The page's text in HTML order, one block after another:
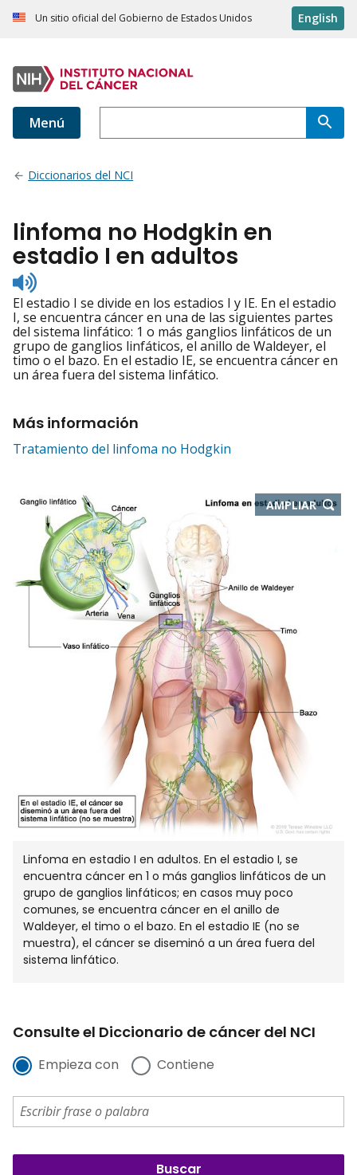
Un sitio oficial del Gobierno de Estados Unidos English
Menú
Diccionarios del NCI
linfoma no Hodgkin en
estadio I en adultos
Listen
to
pronunciation
El estadio I se divide en los estadios I y IE. En el estadio
I, se encuentra cáncer en una de las siguientes partes
del sistema linfático: 1 o más ganglios linfáticos de un
grupo de ganglios linfáticos, el anillo de Waldeyer, el
timo o el bazo. En el estadio IE, se encuentra cáncer en
un área fuera del sistema linfático.
Más información
Tratamiento del linfoma no Hodgkin
AMPLIAR-
ABRE
Linfoma en estadio I en adultos. En el estadio I, se
encuentra cáncer en 1 o más ganglios linfáticos de un
grupo de ganglios linfáticos; en casos muy poco
comunes, se encuentra cáncer en el anillo de
Waldeyer, el timo o el bazo. En el estadio IE (no se
muestra), el cáncer se diseminó a un área fuera del
sistema linfático.
Consulte el Diccionario de cáncer del NCI
Empieza con Contiene